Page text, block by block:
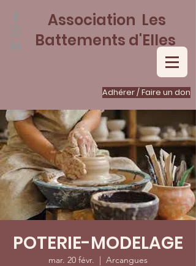
Adhérer / Faire un don
Association Les
Battements d'Elles
POTERIE-MODELAGE
mar. 20 févr.
  |
Arcangues